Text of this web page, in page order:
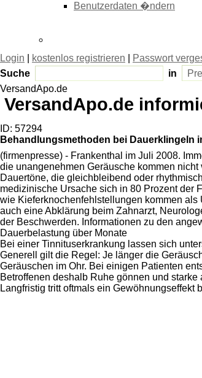
Benutzerdaten �ndern
Login kostenlos registrieren
Passwort
Suche
in
VersandApo.de
VersandApo.de
ID: 57294
Behandlungsmethoden bei Dauerklingeln
(firmenpresse) - Frankenthal im Juli 2008.
die unangenehmen Geräusche kommen
Dauertöne, die gleichbleibend oder
medizinische Ursache sich in 80 Prozent der
wie Kieferknochenfehlstellungen kommen
auch eine Abklärung beim Zahnarzt,
der Beschwerden. Informationen zu den
Dauerbelastung über Monate
Bei einer Tinnituserkrankung lassen sich
Generell gilt die Regel: Je länger die
Geräuschen im Ohr. Bei einigen Patienten
Betroffenen deshalb Ruhe gönnen und
Langfristig tritt oftmals ein